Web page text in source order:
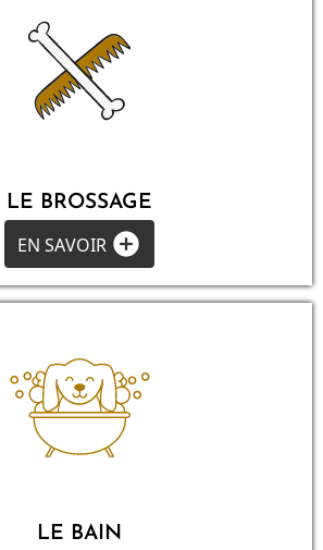
LE BROSSAGE
EN SAVOIR add_circle
LE BAIN